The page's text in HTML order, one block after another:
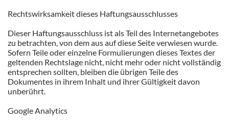
Rechtswirksamkeit dieses Haftungsausschlusses
Dieser Haftungsausschluss ist als Teil des Internetangebotes
zu betrachten, von dem aus auf diese Seite verwiesen wurde.
Sofern Teile oder einzelne Formulierungen dieses Textes der
geltenden Rechtslage nicht, nicht mehr oder nicht vollständig
entsprechen sollten, bleiben die übrigen Teile des
Dokumentes in ihrem Inhalt und ihrer Gültigkeit davon
unberührt.
Google Analytics